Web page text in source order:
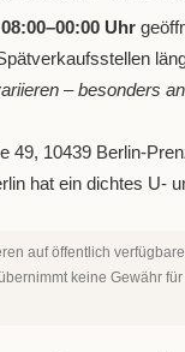
Uhr
– besonders
49, 10439 Berlin-
hat ein dichtes U-
auf öffentlich
keine Gewähr